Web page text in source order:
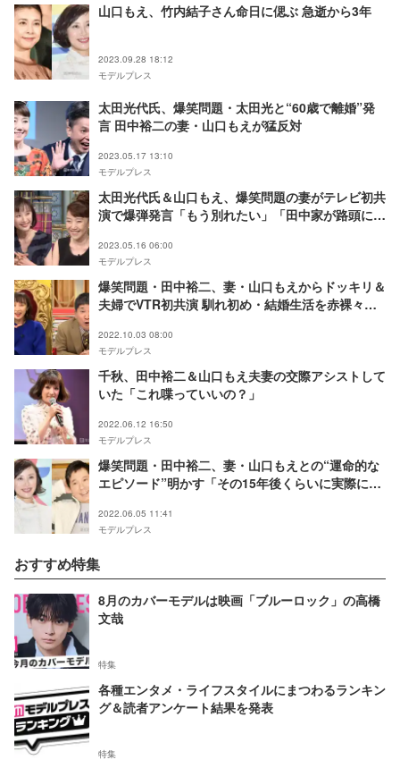
山口もえ、竹内結子さん命日に偲ぶ 急逝から3年
2023.09.28 18:12
モデルプレス
太田光代氏、爆笑問題・太田光と“60歳で離婚”発
言 田中裕二の妻・山口もえが猛反対
2023.05.17 13:10
モデルプレス
太田光代氏＆山口もえ、爆笑問題の妻がテレビ初共
演で爆弾発言「もう別れたい」「田中家が路頭に迷
2023.05.16 06:00
モデルプレス
爆笑問題・田中裕二、妻・山口もえからドッキリ＆
夫婦でVTR初共演 馴れ初め・結婚生活を赤裸々に
2022.10.03 08:00
モデルプレス
千秋、田中裕二＆山口もえ夫妻の交際アシストして
いた「これ喋っていいの？」
2022.06.12 16:50
モデルプレス
爆笑問題・田中裕二、妻・山口もえとの“運命的な
エピソード”明かす「その15年後くらいに実際に結
2022.06.05 11:41
モデルプレス
おすすめ特集
8月のカバーモデルは映画「ブルーロック」の高橋
文哉
特集
各種エンタメ・ライフスタイルにまつわるランキン
グ＆読者アンケート結果を発表
特集